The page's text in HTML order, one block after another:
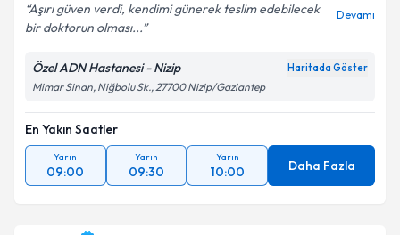
Aşırı güven verdi, kendimi günerek teslim edebilecek
bir doktorun olması...
Devamı
Özel ADN Hastanesi - Nizip Haritada Göster
Mimar Sinan, Niğbolu Sk., 27700 Nizip/Gaziantep
En Yakın Saatler
Yarın
09:00
Yarın
09:30
Yarın
10:00 Daha Fazla